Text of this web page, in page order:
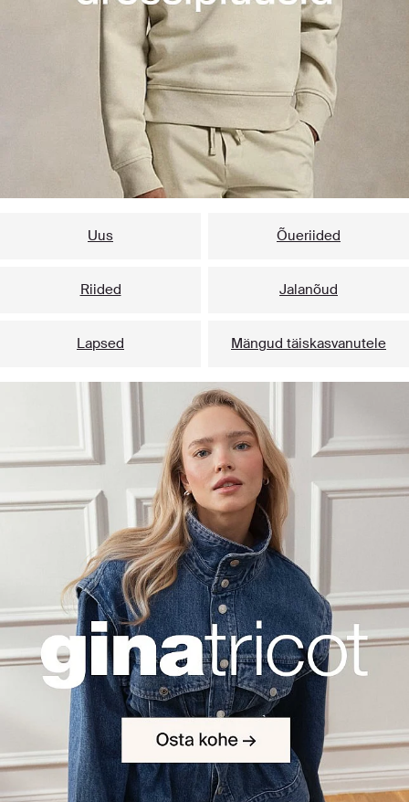
Uus Õueriided
Riided Jalanõud
Lapsed Mängud täiskasvanutele